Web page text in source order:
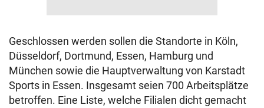
Geschlossen werden sollen die Standorte in Köln,
Düsseldorf, Dortmund, Essen, Hamburg und
München sowie die Hauptverwaltung von Karstadt
Sports in Essen. Insgesamt seien 700 Arbeitsplätze
betroffen. Eine Liste, welche Filialen dicht gemacht